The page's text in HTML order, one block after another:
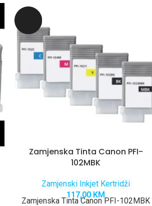
Zamjenska Tinta Canon PFI-
102MBK
Zamjenski Inkjet Kertridži
117,00 KM
Zamjenska Tinta Canon PFI-102MBK